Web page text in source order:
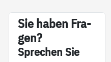
Sie ha­ben Fra­
gen?
Sp­re­chen Sie